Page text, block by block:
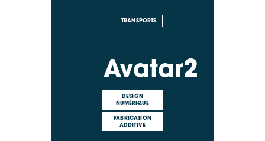
TRANSPORTS
Avatar2
DESIGN
NUMÉRIQUE
FABRICATION
ADDITIVE